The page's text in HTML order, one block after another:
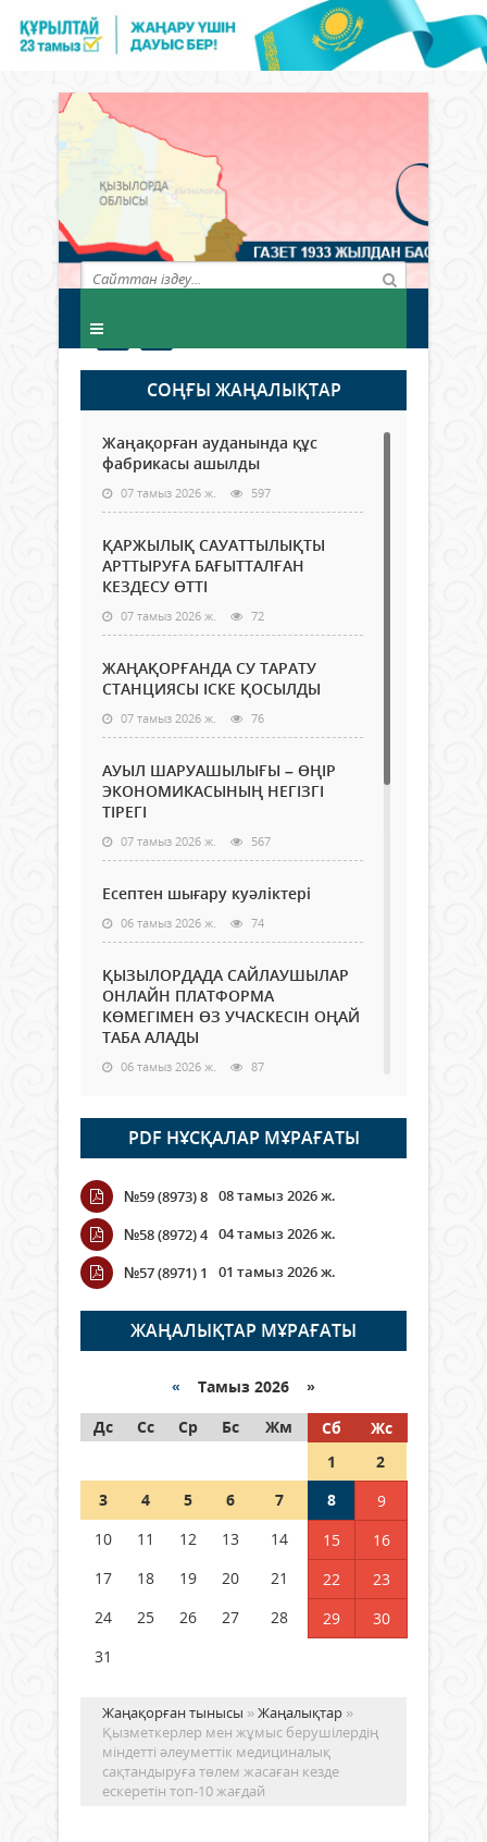
СОҢҒЫ ЖАҢАЛЫҚТАР
Жаңақорған ауданында құс
фабрикасы ашылды
07 тамыз 2026 ж. 597
ҚАРЖЫЛЫҚ САУАТТЫЛЫҚТЫ
АРТТЫРУҒА БАҒЫТТАЛҒАН
КЕЗДЕСУ ӨТТІ
07 тамыз 2026 ж. 72
ЖАҢАҚОРҒАНДА СУ ТАРАТУ
СТАНЦИЯСЫ ІСКЕ ҚОСЫЛДЫ
07 тамыз 2026 ж. 76
АУЫЛ ШАРУАШЫЛЫҒЫ – ӨҢІР
ЭКОНОМИКАСЫНЫҢ НЕГІЗГІ
ТІРЕГІ
07 тамыз 2026 ж. 567
Есептен шығару куәліктері
06 тамыз 2026 ж. 74
ҚЫЗЫЛОРДАДА САЙЛАУШЫЛАР
ОНЛАЙН ПЛАТФОРМА
КӨМЕГІМЕН ӨЗ УЧАСКЕСІН ОҢАЙ
ТАБА АЛАДЫ
06 тамыз 2026 ж. 87
Open Air: Қызылорда облысы
полиция департаменті 20
мыңнан астам көрерменнің
қауіпсіздігін қамтамасыз етті
06 тамыз 2026 ж.
Wi-Fi ҚАБЫРҒА АРҚЫЛЫ ҚАЛАЙ
ӨТЕДІ?
06 тамыз 2026 ж. 265
граждане Казахстана,
05 тамыз 2026 ж. 146
Шетелде жүрген Қазақстан
азаматтары қалай дауыс бере
PDF НҰСҚАЛАР МҰРАҒАТЫ
№59 (8973) 8 08 тамыз 2026 ж.
№58 (8972) 4 04 тамыз 2026 ж.
№57 (8971) 1
01 тамыз 2026 ж.
ЖАҢАЛЫҚТАР МҰРАҒАТЫ
« Тамыз 2026 »
Дс
Сс Ср Бс Жм Сб
Жс
1
2
3
4 5 6 7 8
9
10
11 12 13 14 15
16
17
18 19 20 21 22
23
24
25 26 27 28 29
30
31
Жаңақорған тынысы »Жаңалықтар »
Қызметкерлер мен жұмыс берушілердің
міндетті әлеуметтік медициналық
сақтандыруға төлем жасаған кезде
ескеретін топ-10 жағдай